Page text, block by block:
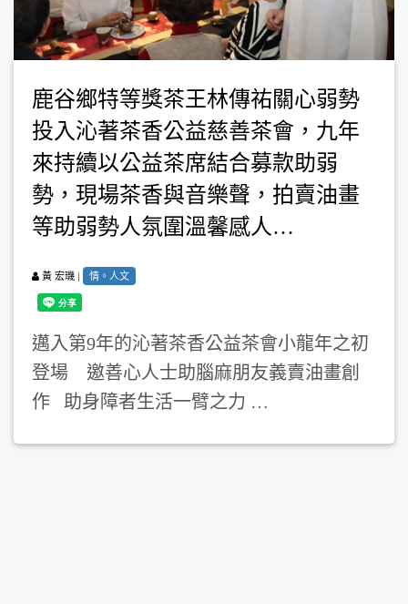
鹿谷鄉特等獎茶王林傳祐關心弱勢
投入沁著茶香公益慈善茶會，九年
來持續以公益茶席結合募款助弱
勢，現場茶香與音樂聲，拍賣油畫
等助弱勢人氛圍溫馨感人…
黃 宏璣 | 情。人文
邁入第9年的沁著茶香公益茶會小龍年之初
登場 邀善心人士助腦麻朋友義賣油畫創
作 助身障者生活一臂之力 …